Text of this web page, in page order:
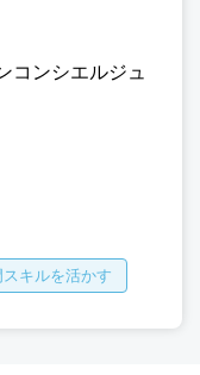
コンシエルジュ
キルを活かす